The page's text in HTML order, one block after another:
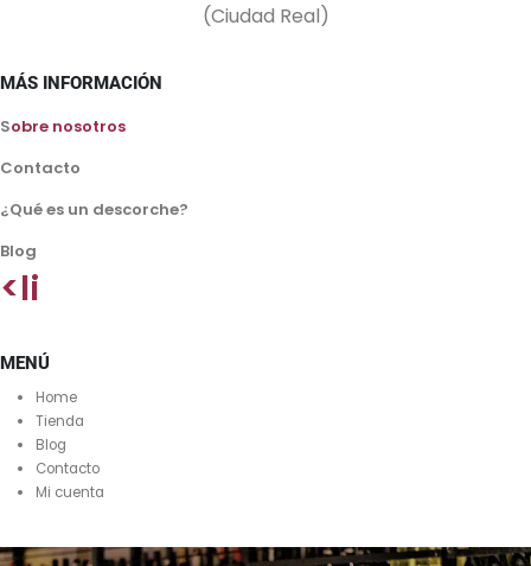
(Ciudad Real)
MÁS INFORMACIÓN
Sobre nosotros
Contacto
¿Qué es un descorche?
Blog
<li
MENÚ
Home
Tienda
Blog
Contacto
Mi cuenta